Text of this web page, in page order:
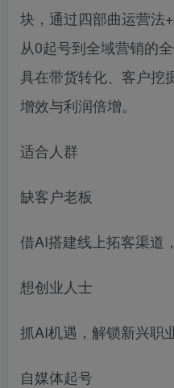
块，通过四部曲运营法
从0起号到全域营销的
具在带货转化、客户挖
增效与利润倍增。
适合人群
缺客户老板
借AI搭建线上拓客渠道
想创业人士
抓AI机遇，解锁新兴职
自媒体起号